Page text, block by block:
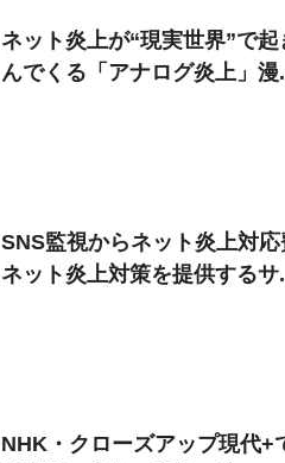
ネット炎上が“現実世界”で
んでくる「アナログ炎上」漫
SNS監視からネット炎上対
ネット炎上対策を提供するサ
NHK・クローズアップ現代+